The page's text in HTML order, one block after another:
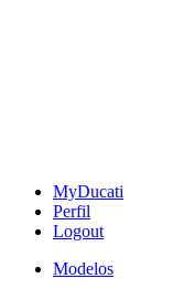
MyDucati
Perfil
Logout
Modelos